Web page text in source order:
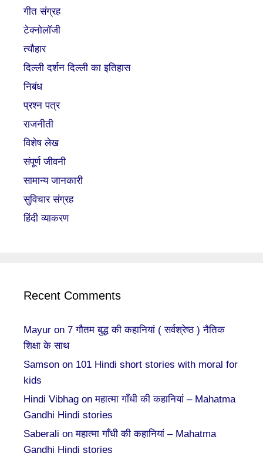
गीत संग्रह
टेक्नोलॉजी
त्यौहार
दिल्ली दर्शन दिल्ली का इतिहास
निबंध
प्रश्न पत्र
राजनीती
विशेष लेख
संपूर्ण जीवनी
सामान्य जानकारी
सुविचार संग्रह
हिंदी व्याकरण
Recent Comments
Mayur on 7 गौतम बुद्ध की कहानियां ( सर्वश्रेष्ठ ) नैतिक
शिक्षा के साथ
Samson on 101 Hindi short stories with moral for
kids
Hindi Vibhag onमहात्मा गाँधी की कहानियां – Mahatma
Gandhi Hindi stories
Saberali onमहात्मा गाँधी की कहानियां – Mahatma
Gandhi Hindi stories